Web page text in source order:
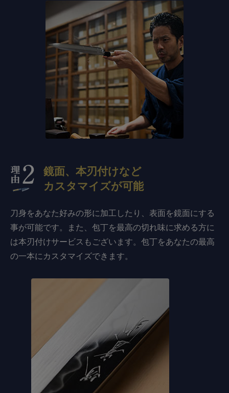
鏡面、本刃付けなど
カスタマイズが可能
刀身をあなた好みの形に加工したり、表面を鏡面にする
事が可能です。また、包丁を最高の切れ味に求める方に
は本刃付けサービスもございます。包丁をあなたの最高
の一本にカスタマイズできます。